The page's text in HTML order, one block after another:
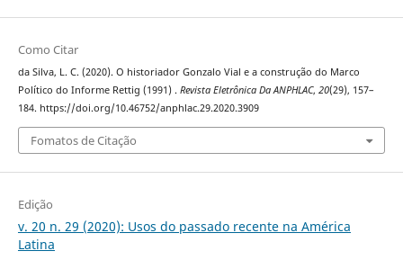
Como Citar
da Silva, L. C. (2020). O historiador Gonzalo Vial e a construção do Marco
Político do Informe Rettig (1991) . Revista Eletrônica Da ANPHLAC, 20(29), 157–
184. https://doi.org/10.46752/anphlac.29.2020.3909
Fomatos de Citação
Edição
v. 20 n. 29 (2020): Usos do passado recente na América
Latina